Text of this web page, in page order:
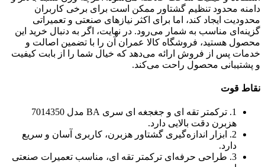
دامنه محدود تنظیم گشتاور ممکن است برای برخی کاربران
محدودیت ایجاد کند، اما برای اکثر نیازهای صنعتی و تعمیراتی
گزینه‌ای مناسب به شمار می‌رود. در نهایت، اگر به دنبال خرید این
محصول هستید، فروشگاه کالا عمران آن را با تضمین اصالت و
خدمات پس از فروش ارائه می‌دهد که خیال شما را از بابت کیفیت
و پشتیبانی محصول راحت می‌کند.
نقاط قوت
1. ترکمتر تقه ای و جغجغه ای سری BA مدل 7014350
هزبرن دقت بالایی دارد.
2. ابزار اندازه‌گیری گشتاور هزبرن، کاربری آسان و سریع
دارد.
3. طراحی حرفه‌ای ترکمتر تقه ای، مناسب تعمیرات صنعتی